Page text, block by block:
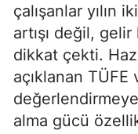
çalışanlar yılın
artışı değil, gelir
dikkat çekti.
açıklanan
alma gücü